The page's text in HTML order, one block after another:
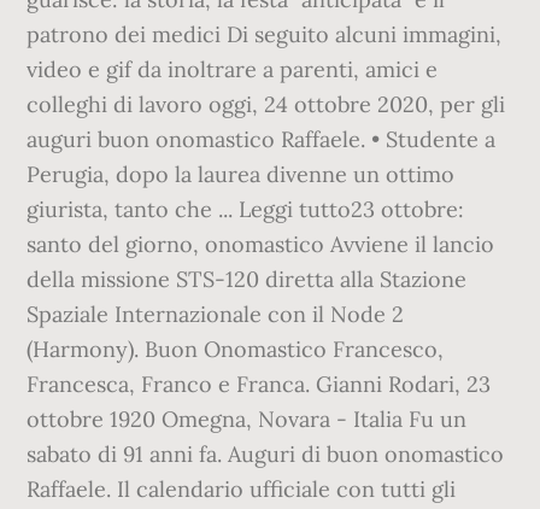
patrono dei medici Di seguito alcuni immagini,
video e gif da inoltrare a parenti, amici e
colleghi di lavoro oggi, 24 ottobre 2020, per gli
auguri buon onomastico Raffaele. • Studente a
Perugia, dopo la laurea divenne un ottimo
giurista, tanto che ... Leggi tutto23 ottobre:
santo del giorno, onomastico Avviene il lancio
della missione STS-120 diretta alla Stazione
Spaziale Internazionale con il Node 2
(Harmony). Buon Onomastico Francesco,
Francesca, Franco e Franca. Gianni Rodari, 23
ottobre 1920 Omegna, Novara - Italia Fu un
sabato di 91 anni fa. Auguri di buon onomastico
Raffaele. Il calendario ufficiale con tutti gli